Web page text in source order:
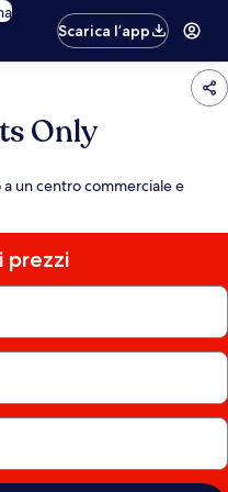
Scarica l’app
Only
un centro commerciale e
prezzi